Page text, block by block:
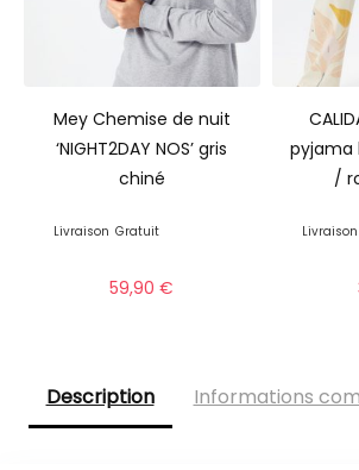
Mey Chemise de nuit
‘NIGHT2DAY NOS’ gris
chiné
Livraison Gratuit
59,90€
pyjama
/
Livraison
Description Informations